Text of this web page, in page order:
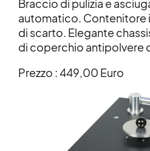
Braccio di pulizia e
automatico. Contenitore
di scarto. Elegante
di coperchio antipolvere
Prezzo : 449,00 Euro